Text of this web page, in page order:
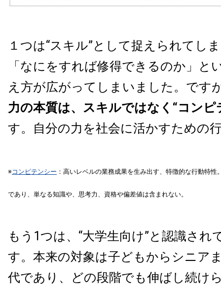
１つは“スキル”として捉えられてし
「なにをすれば修得できるのか」と
え方が広がってしまいました。です
力の本質は、スキルではなく“コンピ
す。自分の力を社会に活かすための
※コンピテンシー ：高いレベルの業務成果を生み出す、特徴的な行動特
であり、単なる知識や、思考力、資格や偏差値は含まれない。
もう1つは、“大学生向け”と認識され
す。本来の対象は子どもからシニア
代であり、どの段階でも伸ばし続け